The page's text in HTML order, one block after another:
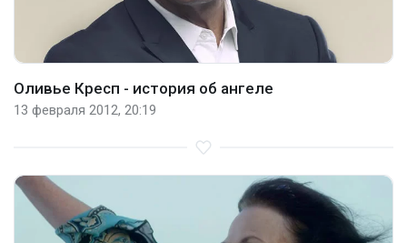
Оливье Кресп - история об ангеле
13 февраля 2012, 20:19